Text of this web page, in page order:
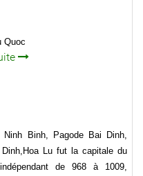
Quoc
Ninh Binh, Pagode Bai Dinh,
Lu fut la capitale du
de 968 à 1009,